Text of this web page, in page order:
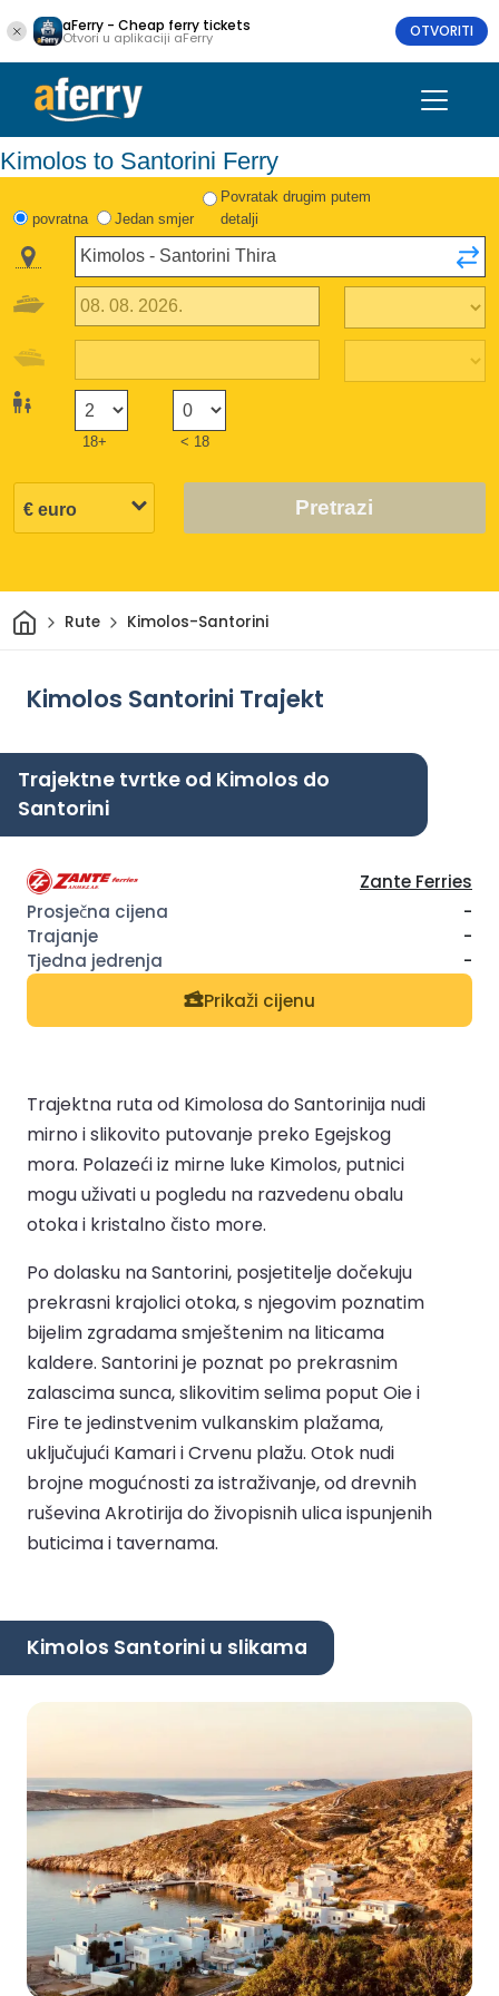
aFerry - Cheap ferry tickets
Otvori u aplikaciji aFerry OTVORITI
Kimolos to Santorini Ferry
povratna Jedan smjer
Povratak drugim putem
detalji
18+ < 18
Pretrazi
DomRute Kimolos-Santorini
Kimolos Santorini Trajekt
Trajektne tvrtke od Kimolos do
Santorini
Zante Ferries
-
-
-
Prikaži cijenu
Trajektna ruta od Kimolosa do Santorinija nudi
mirno i slikovito putovanje preko Egejskog
mora. Polazeći iz mirne luke Kimolos, putnici
mogu uživati u pogledu na razvedenu obalu
otoka i kristalno čisto more.
Po dolasku na Santorini, posjetitelje dočekuju
prekrasni krajolici otoka, s njegovim poznatim
bijelim zgradama smještenim na liticama
kaldere. Santorini je poznat po prekrasnim
zalascima sunca, slikovitim selima poput Oie i
Fire te jedinstvenim vulkanskim plažama,
uključujući Kamari i Crvenu plažu. Otok nudi
brojne mogućnosti za istraživanje, od drevnih
ruševina Akrotirija do živopisnih ulica ispunjenih
buticima i tavernama.
Kimolos Santorini u slikama